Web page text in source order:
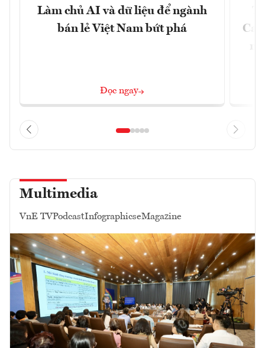
Làm chủ AI và dữ liệu để ngành
bán lẻ Việt Nam bứt phá
Đọc ngay
Multimedia
VnE TVPodcastInfographicseMagazine